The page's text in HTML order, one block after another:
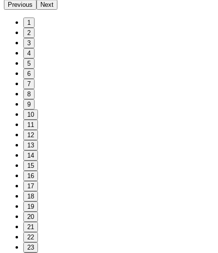
Previous Next
1
2
3
4
5
6
7
8
9
10
11
12
13
14
15
16
17
18
19
20
21
22
23